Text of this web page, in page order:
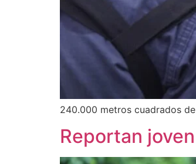
240.000 metros cuadrados
Reportan